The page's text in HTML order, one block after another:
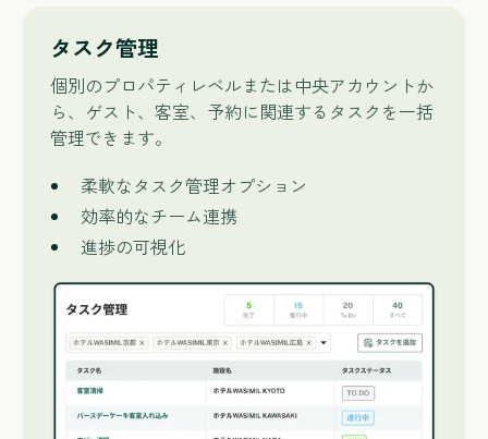
タスク管理
個別のプロパティレベルまたは中央アカウントか
ら、ゲスト、客室、予約に関連するタスクを一括
管理できます。
柔軟なタスク管理オプション
効率的なチーム連携
進捗の可視化